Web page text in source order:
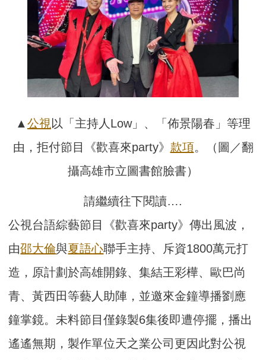
▲ 公視以「主持人Low」、「佈景陽春」等理
由，拒付節目《歡喜來party》 款項。（圖／翻
攝高雄市立圖書館臉書）
請繼續往下閱讀….
公視台語綜藝節目《歡喜來party》傳出風波，
由邵大倫與夏語心聯手主持、斥資1800萬元打
造，原計劃於高雄開錄、集結王彩樺、歐巴尚
青、黃西田等藝人助陣，並邀來金鐘導播劉應
鐘掌鏡。未料節目僅錄製6集後即遭停擺，播出
遙遙無期，製作單位天之業公司更因此對公視